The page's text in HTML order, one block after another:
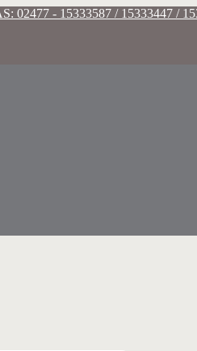
02477 - 15333587 / 15333447 /